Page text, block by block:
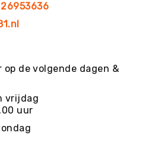
Outdoor
op de volgende dagen &
vrijdag
uur